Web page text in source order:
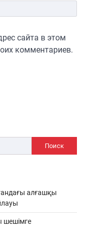
сайта в этом
комментариев.
Поиск
алғашқы
шешімге